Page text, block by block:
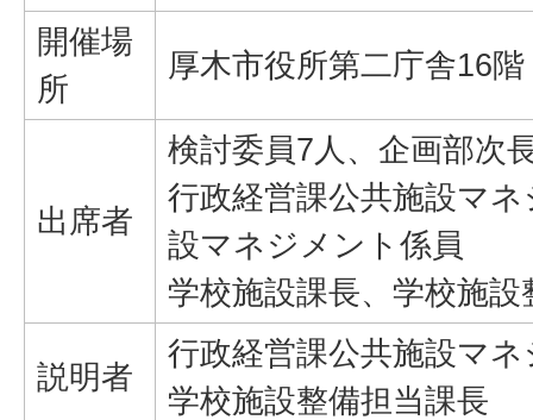
開催場
所
厚木市役所第二庁舎16
出席者
検討委員7人、企画部次
行政経営課公共施設マ
設マネジメント係員
学校施設課長、学校施設
説明者
行政経営課公共施設マ
学校施設整備担当課長